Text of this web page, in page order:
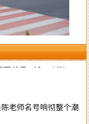
的，去年刚出来创业
师调换了办公室并对
现在业务一个接一
老师名号响彻整个潮
风水，这个月的运势